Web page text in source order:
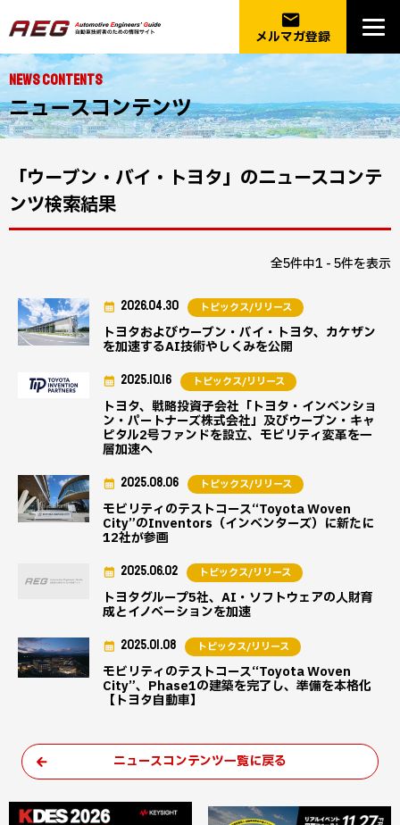
email
メルマガ登録
NEWS CONTENTS
ニュースコンテンツ
「ウーブン・バイ・トヨタ」のニュースコンテ
ンツ検索結果
全5件中1 - 5件を表示
トヨタおよびウーブン・バイ・トヨタ、カケザン
を加速するAI技術やしくみを公開
2026.04.30 トピックス/リリース
トヨタ、戦略投資子会社「トヨタ・インベンショ
ン・パートナーズ株式会社」及びウーブン・キャ
ピタル2号ファンドを設立、モビリティ変革を一
層加速へ
2025.10.16 トピックス/リリース
モビリティのテストコース“Toyota Woven
City”のInventors（インベンターズ）に新たに
12社が参画
2025.08.06 トピックス/リリース
トヨタグループ5社、AI・ソフトウェアの人財育
成とイノベーションを加速
2025.06.02 トピックス/リリース
モビリティのテストコース“Toyota Woven
City”、Phase1の建築を完了し、準備を本格化
【トヨタ自動車】
2025.01.08 トピックス/リリース
ニュースコンテンツ一覧に戻る